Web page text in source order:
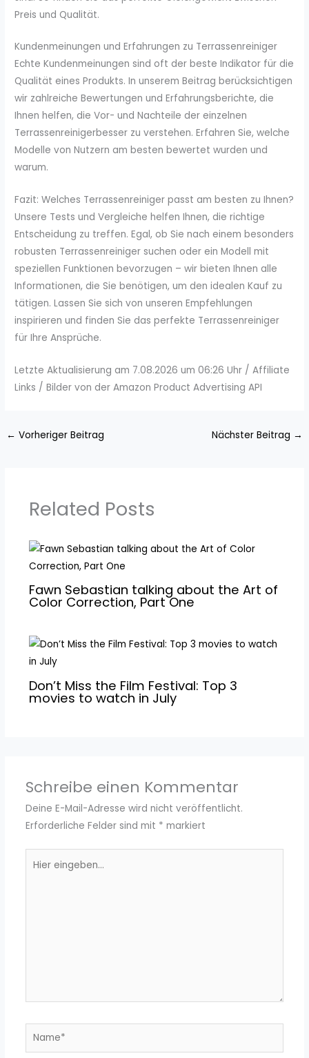
Preis und Qualität.
Kundenmeinungen und Erfahrungen zu Terrassenreiniger
Echte Kundenmeinungen sind oft der beste Indikator für die
Qualität eines Produkts. In unserem Beitrag berücksichtigen
wir zahlreiche Bewertungen und Erfahrungsberichte, die
Ihnen helfen, die Vor- und Nachteile der einzelnen
Terrassenreinigerbesser zu verstehen. Erfahren Sie, welche
Modelle von Nutzern am besten bewertet wurden und
warum.
Fazit: Welches Terrassenreiniger passt am besten zu Ihnen?
Unsere Tests und Vergleiche helfen Ihnen, die richtige
Entscheidung zu treffen. Egal, ob Sie nach einem besonders
robusten Terrassenreiniger suchen oder ein Modell mit
speziellen Funktionen bevorzugen – wir bieten Ihnen alle
Informationen, die Sie benötigen, um den idealen Kauf zu
tätigen. Lassen Sie sich von unseren Empfehlungen
inspirieren und finden Sie das perfekte Terrassenreiniger
für Ihre Ansprüche.
Letzte Aktualisierung am 7.08.2026 um 06:26 Uhr / Affiliate
Links / Bilder von der Amazon Product Advertising API
← Vorheriger Beitrag Nächster Beitrag →
Related Posts
Fawn Sebastian talking about the Art of
Color Correction, Part One
Don’t Miss the Film Festival: Top 3
movies to watch in July
Schreibe einen Kommentar
Deine E-Mail-Adresse wird nicht veröffentlicht.
Erforderliche Felder sind mit * markiert
eingeben…
Name*